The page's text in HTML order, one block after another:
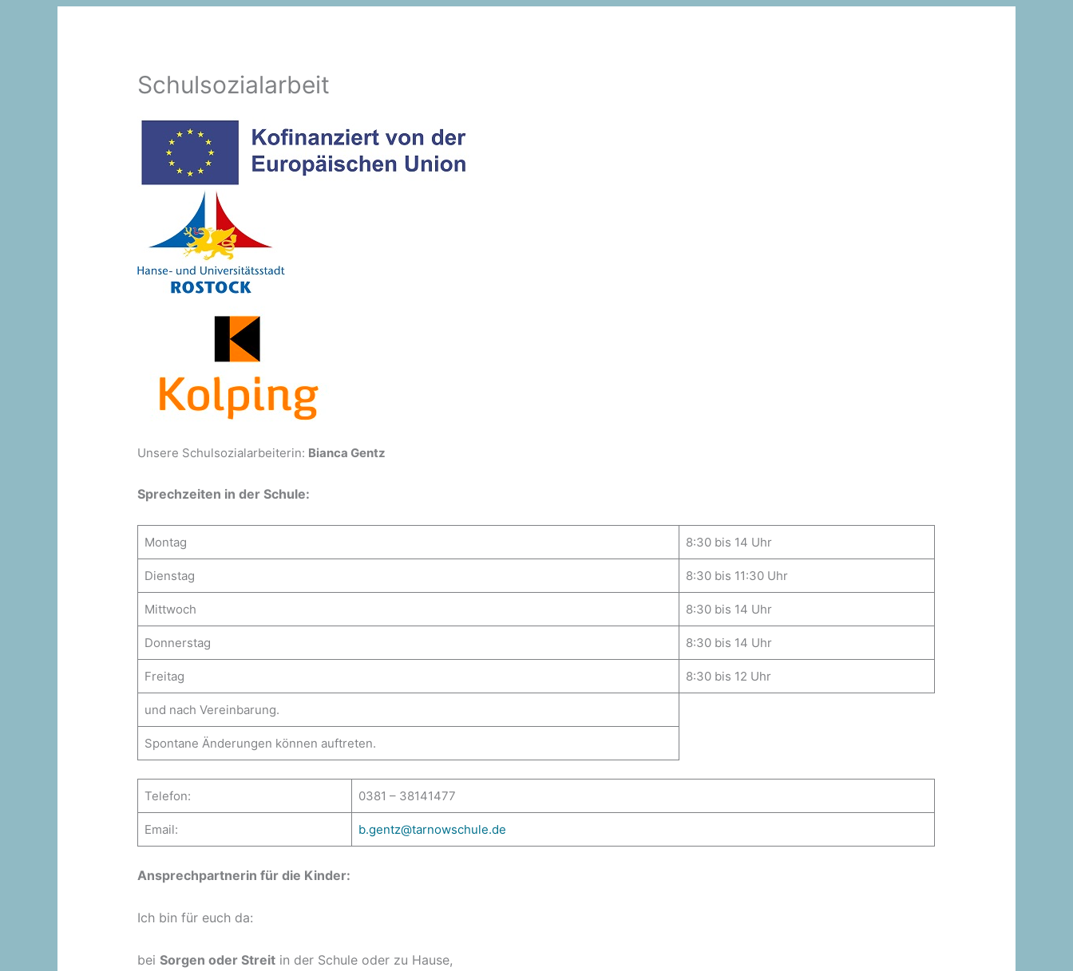
Schulsozialarbeit
Unsere Schulsozialarbeiterin: Bianca Gentz
Sprechzeiten in der Schule:
Montag 8:30 bis 14 Uhr
Dienstag 8:30 bis 11:30 Uhr
Mittwoch 8:30 bis 14 Uhr
Donnerstag 8:30 bis 14 Uhr
Freitag 8:30 bis 12 Uhr
und nach Vereinbarung.
Spontane Änderungen können auftreten.
Telefon: 0381 – 38141477
Email: b.gentz@tarnowschule.de
Ansprechpartnerin für die Kinder:
Ich bin für euch da:
beiSorgen oder Streit in der Schule oder zu Hause,